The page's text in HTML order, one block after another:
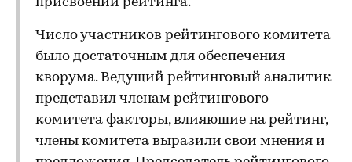
Число участников рейтингового комитета
было достаточным для обеспечения
кворума. Ведущий рейтинговый аналитик
представил членам рейтингового
комитета факторы, влияющие на рейтинг,
члены комитета выразили свои мнения и